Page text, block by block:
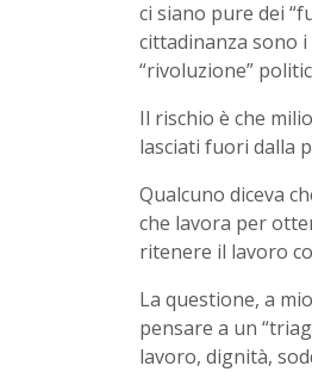
ci siano pure dei
cittadinanza sono
“rivoluzione”
Il rischio è che
lasciati fuori dalla
Qualcuno diceva
che lavora per
ritenere il lavoro
La questione, a
pensare a un
lavoro, dignità,